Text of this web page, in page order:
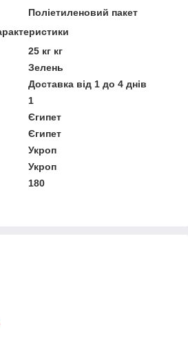
Поліетиленовий пакет
25 кг кг
Зелень
Доставка від 1 до 4 днів
1
Єгипет
Єгипет
Укроп
Укроп
180